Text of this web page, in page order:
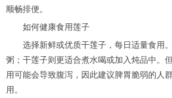
顺畅排便。
如何健康食用莲子
选择新鲜或优质干莲子，每日适量食用
粥；干莲子则更适合煮水喝或加入炖品中。
用可能会导致腹泻，因此建议脾胃脆弱的人
用。